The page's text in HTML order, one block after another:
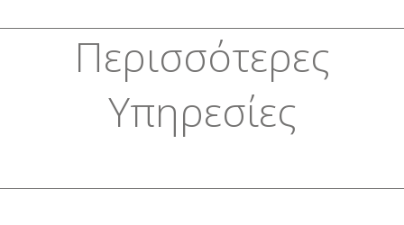
Περισσότερες
Υπηρεσίες